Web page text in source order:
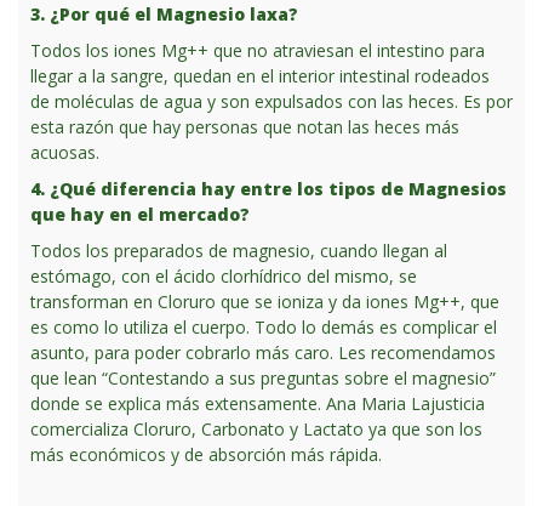
3. ¿Por qué el Magnesio laxa?
Todos los iones Mg++ que no atraviesan el intestino para
llegar a la sangre, quedan en el interior intestinal rodeados
de moléculas de agua y son expulsados con las heces. Es por
esta razón que hay personas que notan las heces más
acuosas.
4. ¿Qué diferencia hay entre los tipos de Magnesios
que hay en el mercado?
Todos los preparados de magnesio, cuando llegan al
estómago, con el ácido clorhídrico del mismo, se
transforman en Cloruro que se ioniza y da iones Mg++, que
es como lo utiliza el cuerpo. Todo lo demás es complicar el
asunto, para poder cobrarlo más caro. Les recomendamos
que lean “Contestando a sus preguntas sobre el magnesio”
donde se explica más extensamente. Ana Maria Lajusticia
comercializa Cloruro, Carbonato y Lactato ya que son los
más económicos y de absorción más rápida.